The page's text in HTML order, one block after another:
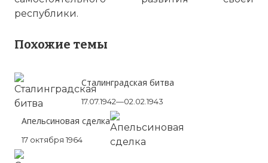
республики.
Похожие темы
Сталинградская битва
17.07.1942—02.02.1943
Апельсиновая сделка
17 октября 1964
Комментарий:
Проверочный код: